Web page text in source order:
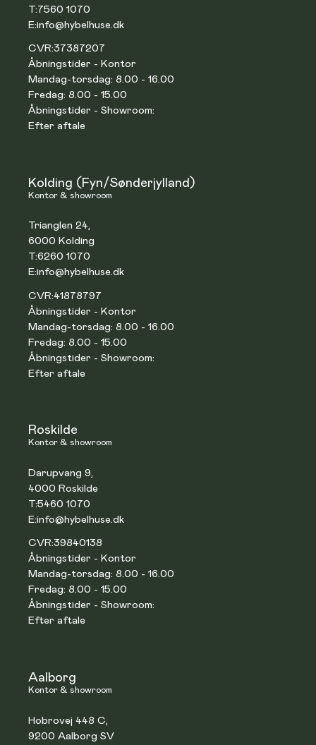
T:7560 1070
E:info@hybelhuse.dk
CVR:37387207
Åbningstider - Kontor
Mandag-torsdag: 8.00 - 16.00
Fredag: 8.00 - 15.00
Åbningstider - Showroom:
Efter aftale
Kolding (Fyn/Sønderjylland)
Kontor & showroom
Trianglen 24,
6000 Kolding
T:6260 1070
E:info@hybelhuse.dk
CVR:41878797
Åbningstider - Kontor
Mandag-torsdag: 8.00 - 16.00
Fredag: 8.00 - 15.00
Åbningstider - Showroom:
Efter aftale
Roskilde
Kontor & showroom
Darupvang 9,
4000 Roskilde
T:5460 1070
E:info@hybelhuse.dk
CVR:39840138
Åbningstider - Kontor
Mandag-torsdag: 8.00 - 16.00
Fredag: 8.00 - 15.00
Åbningstider - Showroom:
Efter aftale
Aalborg
Kontor & showroom
Hobrovej 448 C,
9200 Aalborg SV